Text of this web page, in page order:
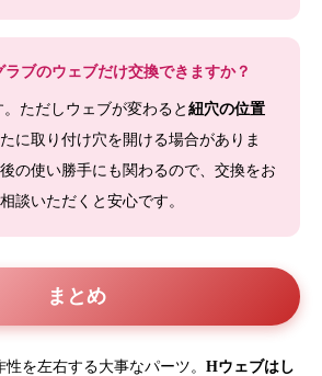
ブのウェブだけ交換できますか？
ただしウェブが変わると 紐穴の位置
に取り付け穴を開ける場合がありま
の使い勝手にも関わるので、交換をお
談いただくと安心です。
まとめ
を左右する大事なパーツ。 Hウェブはし